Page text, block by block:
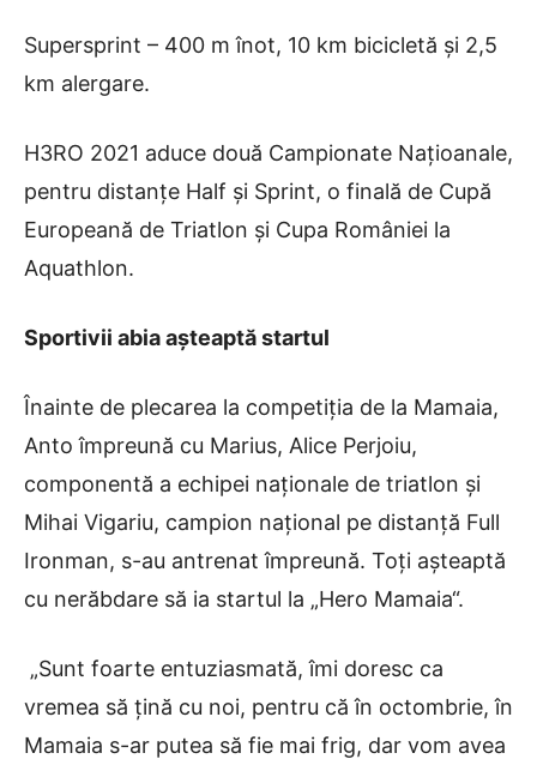
Supersprint – 400 m înot, 10 km bicicletă și 2,5
km alergare.
H3RO 2021 aduce două Campionate Națioanale,
pentru distanțe Half și Sprint, o finală de Cupă
Europeană de Triatlon și Cupa României la
Aquathlon.
Sportivii abia așteaptă startul
Înainte de plecarea la competiția de la Mamaia,
Anto împreună cu Marius, Alice Perjoiu,
componentă a echipei naționale de triatlon și
Mihai Vigariu, campion național pe distanță Full
Ironman, s-au antrenat împreună. Toți așteaptă
cu nerăbdare să ia startul la „Hero Mamaia“.
„Sunt foarte entuziasmată, îmi doresc ca
vremea să țină cu noi, pentru că în octombrie, în
Mamaia s-ar putea să fie mai frig, dar vom avea